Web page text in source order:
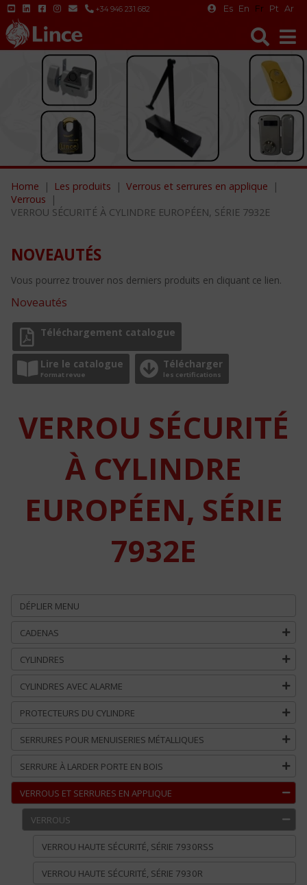
+34 946 231 682 Es En Fr Pt Ar
Home Les produits
Verrous et serrures en applique
Verrous
VERROU SÉCURITÉ À CYLINDRE EUROPÉEN, SÉRIE 7932E
NOVEAUTÉS
Vous pourrez trouver nos derniers produits en cliquant ce lien.
Noveautés
Téléchargement catalogue
Lire le catalogue
Format revue
Télécharger
les certifications
VERROU SÉCURITÉ
À CYLINDRE
EUROPÉEN, SÉRIE
7932E
DÉPLIER MENU
CADENAS
CYLINDRES
CYLINDRES AVEC ALARME
PROTECTEURS DU CYLINDRE
SERRURES POUR MENUISERIES MÉTALLIQUES
SERRURE À LARDER PORTE EN BOIS
VERROUS ET SERRURES EN APPLIQUE
VERROUS
VERROU HAUTE SÉCURITÉ, SÉRIE 7930RSS
VERROU HAUTE SÉCURITÉ, SÉRIE 7930R